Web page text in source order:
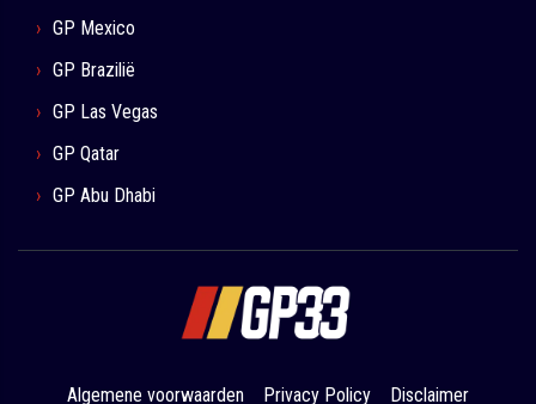
GP Mexico
GP Brazilië
GP Las Vegas
GP Qatar
GP Abu Dhabi
Algemene voorwaarden Privacy Policy Disclaimer